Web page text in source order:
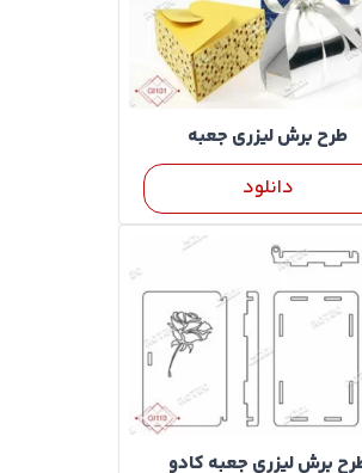
طرح برش لیزری جعبه
دانلود
برش لیزری جعبه کادو